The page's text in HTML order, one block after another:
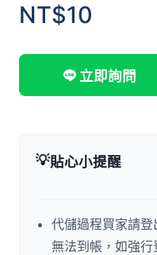
NT$10
立即詢問
💡貼心小提醒
代儲過程買家請
無法到帳，如強